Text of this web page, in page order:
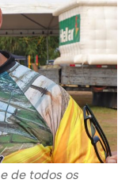
de todos os